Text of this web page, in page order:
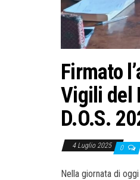
Firmato
Vigili del
D.O.S.
4 Luglio 2025 0
Nella giornata di